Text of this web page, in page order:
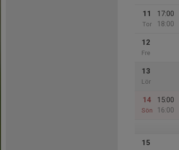
11
Tor
17:00
18:00
12
Fre
13
Lör
14
Sön
15:00
16:00
15